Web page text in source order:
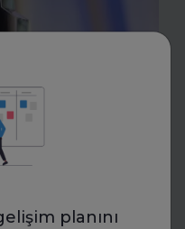
planını
2025-